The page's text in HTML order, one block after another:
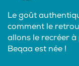
Le goût
comment le
allons le recréer à
Beqaa est née !